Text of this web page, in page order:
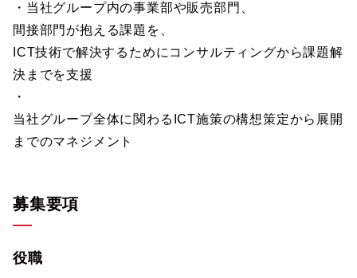
・当社グループ内の事業部や販売部門、
間接部門が抱える課題を、
ICT技術で解決するためにコンサルティングから課題解
決までを支援
・
当社グループ全体に関わるICT施策の構想策定から展開
までのマネジメント
募集要項
役職